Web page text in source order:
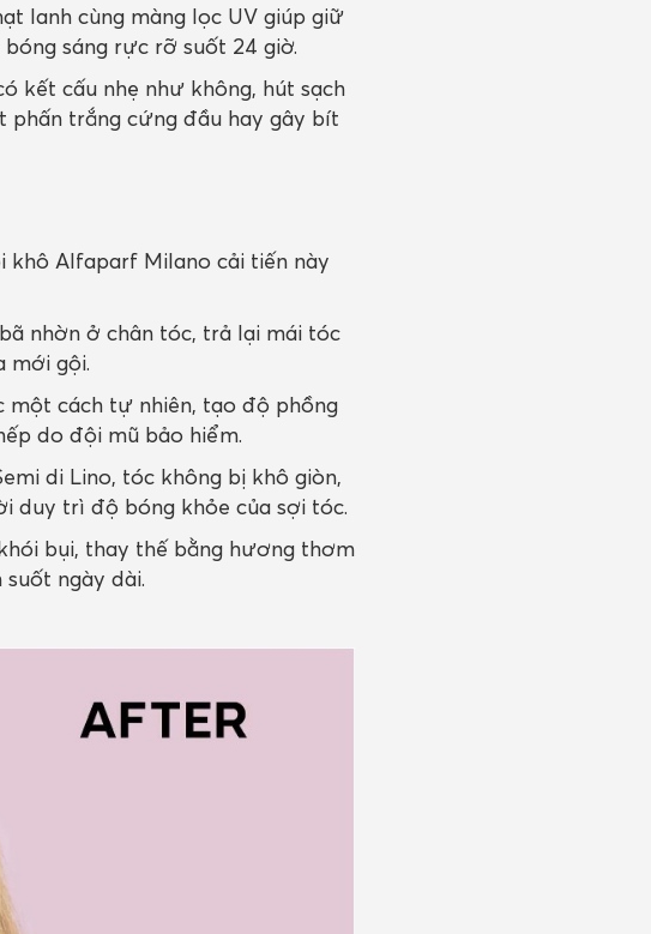
lanh cùng màng lọc UV giúp giữ
sáng rực rỡ suốt 24 giờ.
kết cấu nhẹ như không, hút sạch
trắng cứng đầu hay gây bít
khô Alfaparf Milano cải tiến này
nhờn ở chân tóc, trả lại mái tóc
mới gội.
cách tự nhiên, tạo độ phồng
do đội mũ bảo hiểm.
di Lino, tóc không bị khô giòn,
duy trì độ bóng khỏe của sợi tóc.
bụi, thay thế bằng hương thơm
ngày dài.